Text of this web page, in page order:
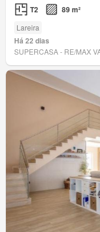
T2 89 m²
Lareira
Há 22 dias
SUPERCASA - RE/MAX